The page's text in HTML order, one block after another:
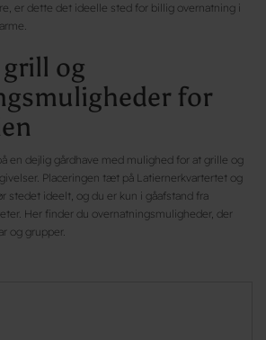
er dette det ideelle sted for billig overnatning i
og
for
en dejlig gårdhave med mulighed for at grille og
Placeringen tæt på Latiernerkvartertet og
stedet ideelt, og du er kun i gåafstand fra
Her finder du overnatningsmuligheder, der
og grupper.